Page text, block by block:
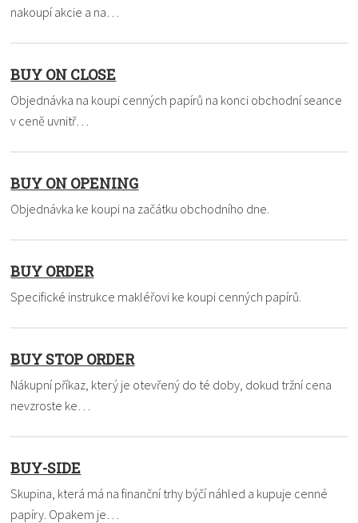
nakoupí akcie a na…
BUY ON CLOSE
Objednávka na koupi cenných papírů na konci obchodní seance
v ceně uvnitř…
BUY ON OPENING
Objednávka ke koupi na začátku obchodního dne.
BUY ORDER
Specifické instrukce makléřovi ke koupi cenných papírů.
BUY STOP ORDER
Nákupní příkaz, který je otevřený do té doby, dokud tržní cena
nevzroste ke…
BUY-SIDE
Skupina, která má na finanční trhy býčí náhled a kupuje cenné
papíry. Opakem je…